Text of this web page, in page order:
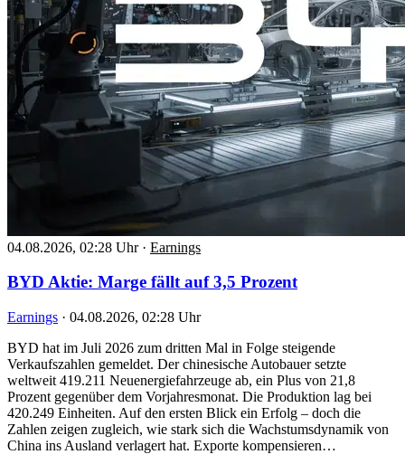
04.08.2026, 02:28 Uhr · Earnings
BYD Aktie: Marge fällt auf 3,5 Prozent
Earnings · 04.08.2026, 02:28 Uhr
BYD hat im Juli 2026 zum dritten Mal in Folge steigende
Verkaufszahlen gemeldet. Der chinesische Autobauer setzte
weltweit 419.211 Neuenergiefahrzeuge ab, ein Plus von 21,8
Prozent gegenüber dem Vorjahresmonat. Die Produktion lag bei
420.249 Einheiten. Auf den ersten Blick ein Erfolg – doch die
Zahlen zeigen zugleich, wie stark sich die Wachstumsdynamik von
China ins Ausland verlagert hat. Exporte kompensieren…